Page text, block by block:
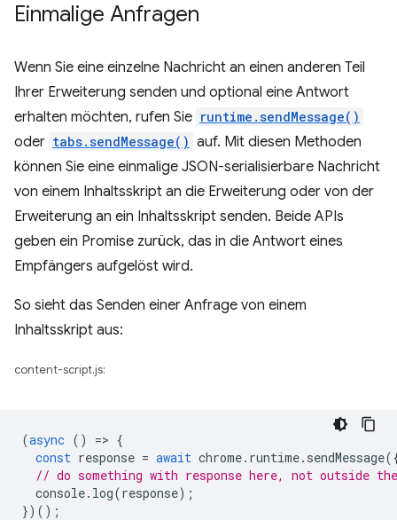
Einmalige Anfragen
Wenn Sie eine einzelne Nachricht an einen anderen Teil
Ihrer Erweiterung senden und optional eine Antwort
erhalten möchten, rufen Sie runtime.sendMessage()
oder tabs.sendMessage() auf. Mit diesen Methoden
können Sie eine einmalige JSON-serialisierbare Nachricht
von einem Inhaltsskript an die Erweiterung oder von der
Erweiterung an ein Inhaltsskript senden. Beide APIs
geben ein Promise zurück, das in die Antwort eines
Empfängers aufgelöst wird.
So sieht das Senden einer Anfrage von einem
Inhaltsskript aus:
content-script.js:
(async () => {
const response = await chrome. runtime. sendMessage
// do something with response here, not outside
console. log(response);
})();